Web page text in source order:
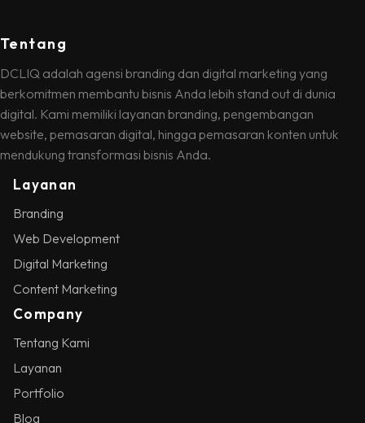
Tentang
DCLIQ adalah agensi branding dan digital marketing yang
berkomitmen membantu bisnis Anda lebih stand out di dunia
digital. Kami memiliki layanan branding, pengembangan
website, pemasaran digital, hingga pemasaran konten untuk
mendukung transformasi bisnis Anda.
Layanan
Branding
Web Development
Digital Marketing
Content Marketing
Company
Tentang Kami
Layanan
Portfolio
Blog